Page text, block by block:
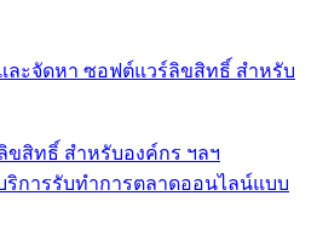
ขสิทธิ์ สำหรับองค์กร ฯลฯ